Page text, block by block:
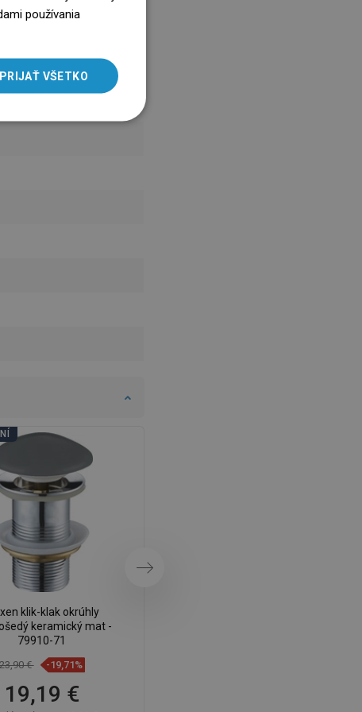
klik-klak okrúhly
keramický mat -
79910-71
€ -19,71%
19,19 €
Ďalej
LITHUANIAN
ROMANIAN
PORTUGUESE
CROATIAN
GREEK
SLOVENIAN
používania
PRIJAŤ VŠETKO